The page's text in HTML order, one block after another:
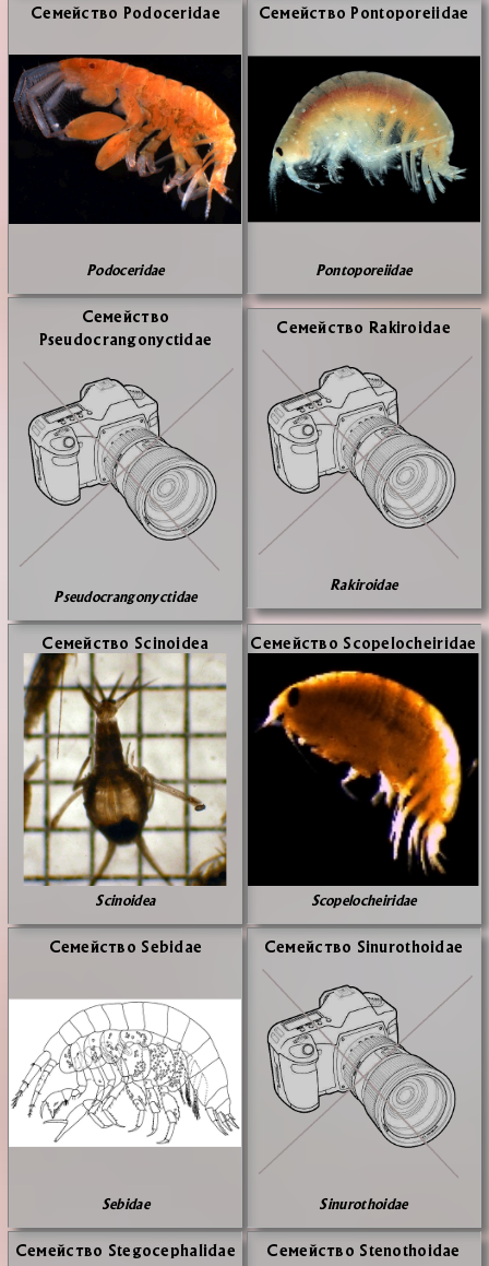
Се­мей­ство Podoceridae
Podoceridae
Се­мей­ство Pontoporeiidae
Pontoporeiidae
Се­мей­ство
Pseudocrangonyctidae
Pseudocrangonyctidae
Се­мей­ство Rakiroidae
Rakiroidae
Се­мей­ство Scinoidea
Scinoidea
Се­мей­ство Scopelocheiridae
Scopelocheiridae
Се­мей­ство Sebidae
Sebidae
Се­мей­ство Sinurothoidae
Sinurothoidae
Се­мей­ство Stegocephalidae Се­мей­ство Stenothoidae